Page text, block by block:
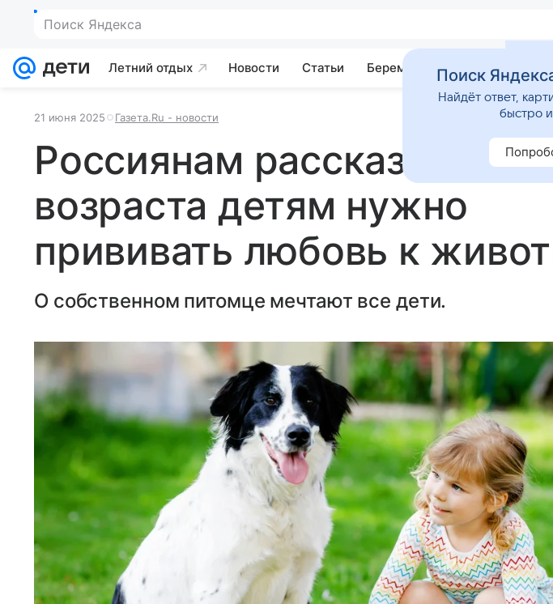
Поиск Яндекса
Летний отдых Новости Статьи Беременность Развитие
21 июня 2025 Газета.Ru - новости
Россиянам рассказали, с
возраста детям нужно
прививать любовь к
О собственном питомце мечтают все дети.
Поиск
Найдёт ответ,
быстро